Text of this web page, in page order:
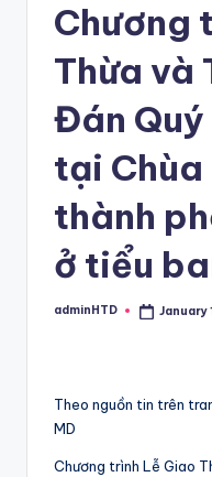
Chương
Thừa và
Đán
tại
thành
ở tiểu
Posted
adminHTD January
Theo nguồn tin trên
MD
Chương trình Lễ Giao